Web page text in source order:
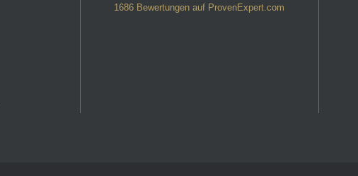
1686 Bewertungen auf ProvenExpert.com